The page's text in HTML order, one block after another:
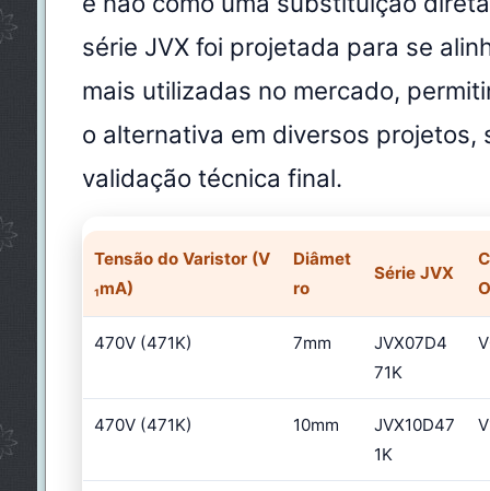
série JVX foi projetada para se
mais utilizadas no mercado,
o alternativa em diversos projetos,
validação técnica final.
Tensão do Varistor (V
₁mA)
Diâmet
ro
Série JVX
470V (471K) 7mm
JVX07D4
71K
470V (471K) 10mm
JVX10D47
1K